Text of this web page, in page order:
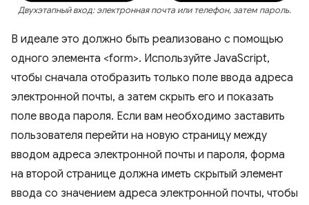
Двухэтапный вход: электронная почта или телефон, затем пароль.
В идеале это должно быть реализовано с помощью
одного элемента <form>. Используйте JavaScript,
чтобы сначала отобразить только поле ввода адреса
электронной почты, а затем скрыть его и показать
поле ввода пароля. Если вам необходимо заставить
пользователя перейти на новую страницу между
вводом адреса электронной почты и пароля, форма
на второй странице должна иметь скрытый элемент
ввода со значением адреса электронной почты, чтобы